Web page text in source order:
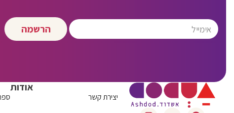
הרשמה
אודות
יצירת קשר